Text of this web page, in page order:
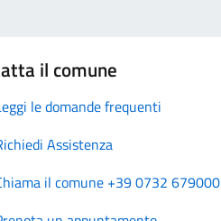
il comune
le domande frequenti
Assistenza
il comune +39 0732 679000